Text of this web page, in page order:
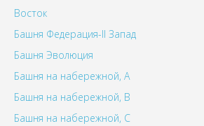
Восток
Башня Федерация-II Запад
Башня Эволюция
Башня на набережной, A
Башня на набережной, B
Башня на набережной, C